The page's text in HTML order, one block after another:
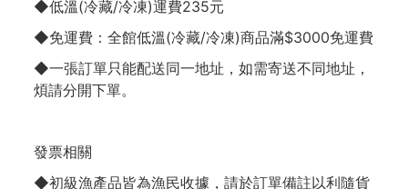
◆低溫(冷藏/冷凍)運費235元
◆免運費：全館低溫(冷藏/冷凍)商品滿$3000免運費
◆一張訂單只能配送同一地址，如需寄送不同地址，
煩請分開下單。
發票相關
◆初級漁產品皆為漁民收據，請於訂單備註以利隨貨